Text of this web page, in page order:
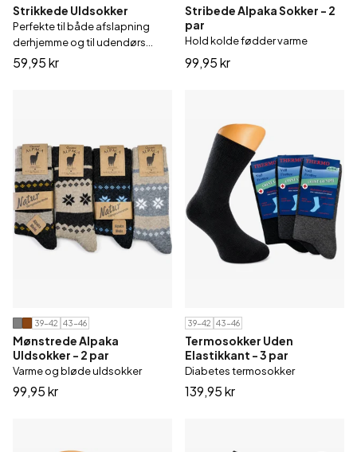
Strikkede Uldsokker
Perfekte til både afslapning
derhjemme og til udendørs
aktiviteter
59,95 kr
Stribede Alpaka Sokker - 2
par
Hold kolde fødder varme
99,95 kr
39-42 43-46
Mønstrede Alpaka
Uldsokker - 2 par
Varme og bløde uldsokker
99,95 kr
39-42 43-46
Termosokker Uden
Elastikkant - 3 par
Diabetes termosokker
139,95 kr